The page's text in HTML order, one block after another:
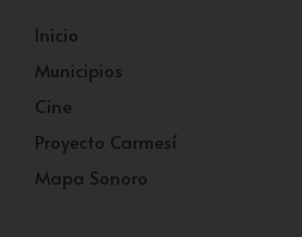
Inicio
Municipios
Cine
Proyecto Carmesí
Mapa Sonoro